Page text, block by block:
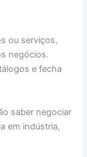
ou serviços,
negócios.
e fecha
saber negociar
em indústria,